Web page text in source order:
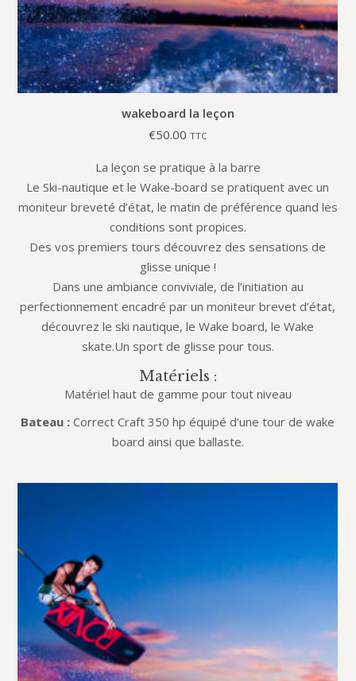
wakeboard la leçon
€50.00 TTC
La leçon se pratique à la barre
Le Ski-nautique et le Wake-board se pratiquent avec un
moniteur breveté d’état, le matin de préférence quand les
conditions sont propices.
Des vos premiers tours découvrez des sensations de
glisse unique !
Dans une ambiance conviviale, de l’initiation au
perfectionnement encadré par un moniteur brevet d’état,
découvrez le ski nautique, le Wake board, le Wake
skate.Un sport de glisse pour tous.
Matériels :
Matériel haut de gamme pour tout niveau
Bateau : Correct Craft 350 hp équipé d’une tour de wake
board ainsi que ballaste.